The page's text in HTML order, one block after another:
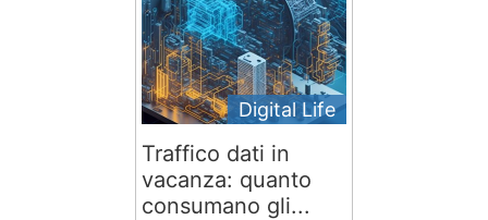
Digital Life
Traffico dati in
vacanza: quanto
consumano gli...